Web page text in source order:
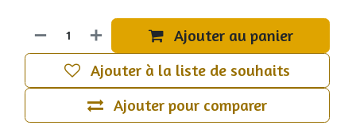
Ajouter au panier
Ajouter pour comparer
Ajouter à la liste de souhaits